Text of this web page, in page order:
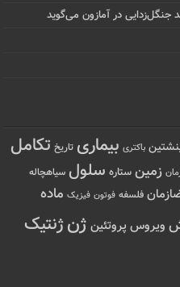
جنگل‌زدایی در آمازون می‌گوید
باکتری بیماری تاریخ تکامل
زمین ستاره سلول سیاهچاله
فلسفه فوتون فیزیک ماده
ویروس پروتئین ژنژنتیک